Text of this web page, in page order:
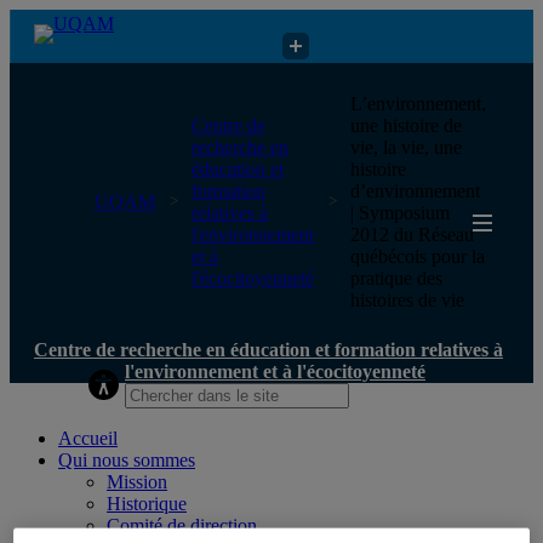
Centre de recherche en éducation et formation relatives à
l'environnement et à l'écocitoyenneté
UQAM
Centre de
recherche en
éducation et
formation
relatives à
l'environnement
et à
l'écocitoyenneté
L’environnement,
une histoire de
vie, la vie, une
histoire
d’environnement
| Symposium
2012 du Réseau
québécois pour la
pratique des
histoires de vie
Centre de recherche en éducation et formation relatives à
l'environnement et à l'écocitoyenneté
Accueil
Qui nous sommes
Mission
Historique
Comité de direction